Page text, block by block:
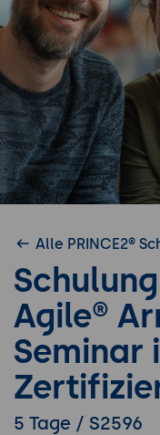
Alle PRINCE2®
Agile®
Seminar
5 Tage / S2596